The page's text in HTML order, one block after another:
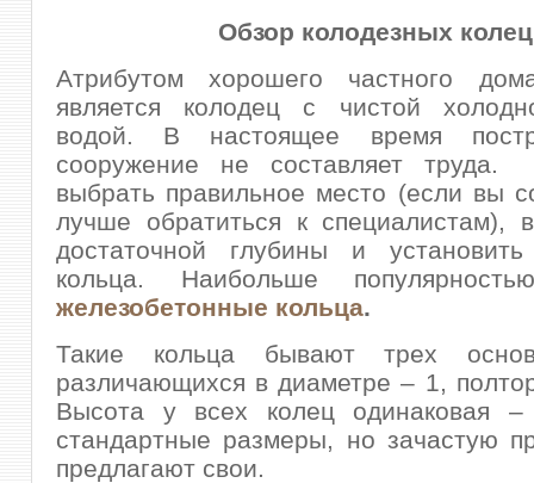
Обзор колодезных
Атрибутом хорошего частного
является колодец с чистой
водой. В настоящее время
сооружение не составляет труда.
выбрать правильное место (если вы
лучше обратиться к специалистам),
достаточной глубины и
кольца. Наибольше
железобетонные кольца.
Такие кольца бывают трех
различающихся в диаметре – 1,
Высота у всех колец одинаковая
стандартные размеры, но зачастую
предлагают свои.